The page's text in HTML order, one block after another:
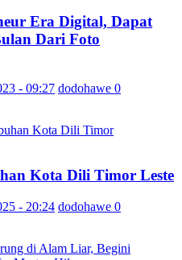
Era Digital, Dapat
Dari Foto
- 09:27 dodohawe 0
Kota Dili Timor Leste
- 20:24 dodohawe 0